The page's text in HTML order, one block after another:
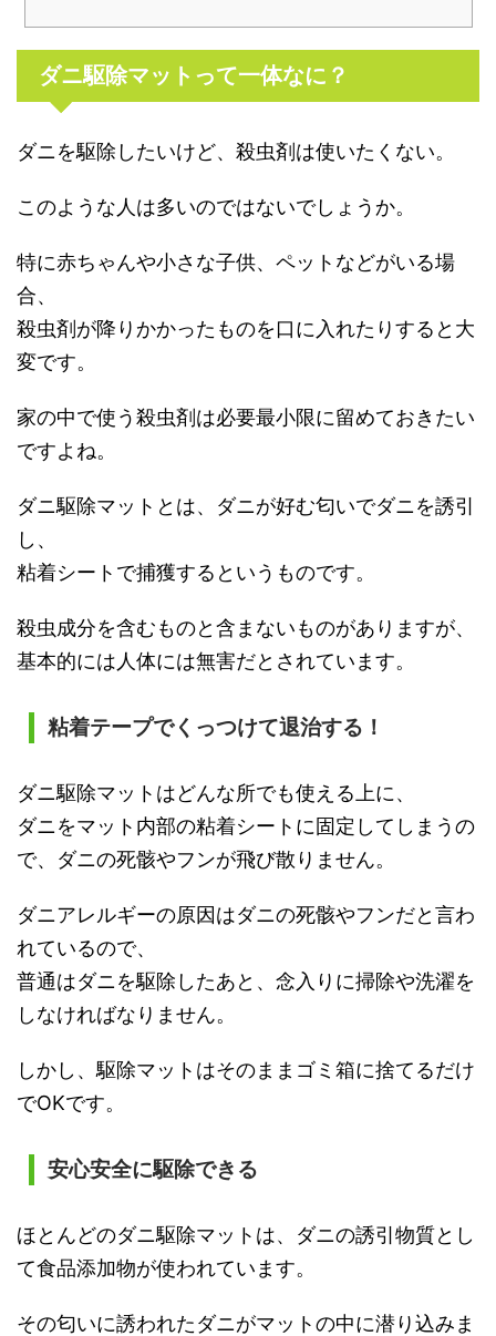
ダニ駆除マットって一体なに？
ダニを駆除したいけど、殺虫剤は使いたくない。
このような人は多いのではないでしょうか。
特に赤ちゃんや小さな子供、ペットなどがいる場
合、
殺虫剤が降りかかったものを口に入れたりすると大
変です。
家の中で使う殺虫剤は必要最小限に留めておきたい
ですよね。
ダニ駆除マットとは、ダニが好む匂いでダニを誘引
し、
粘着シートで捕獲するというものです。
殺虫成分を含むものと含まないものがありますが、
基本的には人体には無害だとされています。
粘着テープでくっつけて退治する！
ダニ駆除マットはどんな所でも使える上に、
ダニをマット内部の粘着シートに固定してしまうの
で、ダニの死骸やフンが飛び散りません。
ダニアレルギーの原因はダニの死骸やフンだと言わ
れているので、
普通はダニを駆除したあと、念入りに掃除や洗濯を
しなければなりません。
しかし、駆除マットはそのままゴミ箱に捨てるだけ
でOKです。
安心安全に駆除できる
ほとんどのダニ駆除マットは、ダニの誘引物質とし
て食品添加物が使われています。
その匂いに誘われたダニがマットの中に潜り込みま